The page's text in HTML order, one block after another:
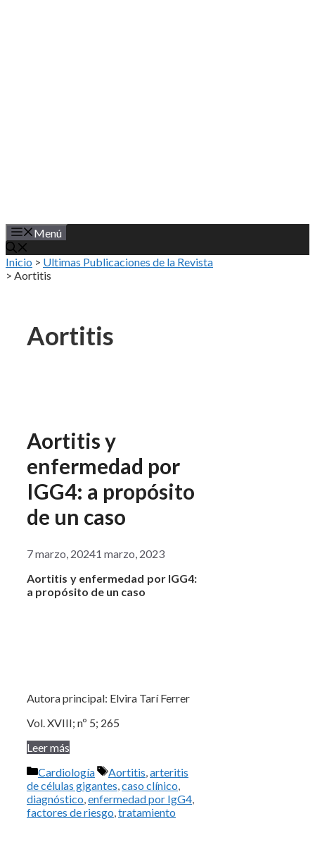
Menú
Inicio > Ultimas Publicaciones de la Revista
> Aortitis
Aortitis
Aortitis y
enfermedad por
IGG4: a propósito
de un caso
7 marzo, 20241 marzo, 2023
Aortitis y enfermedad por IGG4:
a propósito de un caso
Autora principal: Elvira Tarí Ferrer
Vol. XVIII; nº 5; 265
Leer más
Categorías
Cardiología Etiquetas
Aortitis,arteritis
de células gigantes,caso clínico,
diagnóstico,enfermedad por IgG4,
factores de riesgo,tratamiento